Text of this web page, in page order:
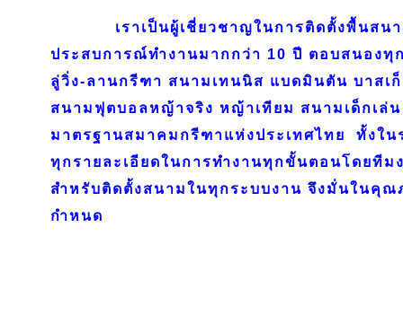
เราเป็นผู้เชี่ยวชาญในการติดตั้งพื้นสนา
ประสบการณ์ทำงานมากกว่า 10 ปี ตอบสนองทุ
ลู่วิ่ง-ลานกรีฑา สนามเทนนิส แบดมินตัน บาสเ
สนามฟุตบอลหญ้าจริง หญ้าเทียม สนามเด็กเล่
มาตรฐานสมาคมกรีฑาแห่งประเทศไทย ทั้งใ
ทุกรายละเอียดในการทำงานทุกขั้นตอนโดยที
สำหรับติดตั้งสนามในทุกระบบงาน จึงมั่นในคุ
กำหนด